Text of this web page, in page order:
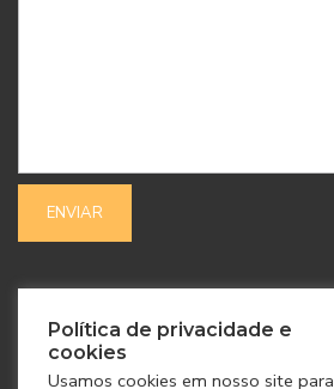
Política de privacidade e
cookies
Usamos cookies em nosso site para